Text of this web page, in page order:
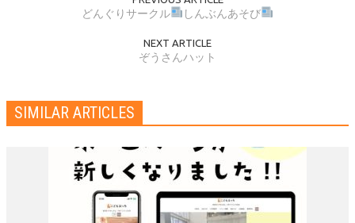
どんぐりサークル しんぶんあそび
NEXT ARTICLE
ぞうさんハット
SIMILAR ARTICLES